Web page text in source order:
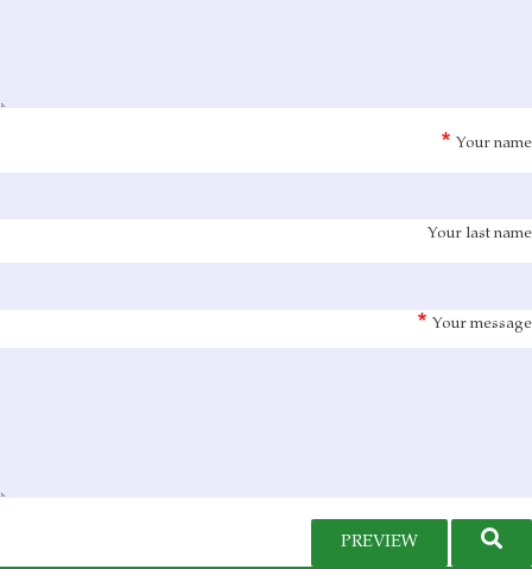
Your name
Your last name
Your message
SEARCH
PREVIEW